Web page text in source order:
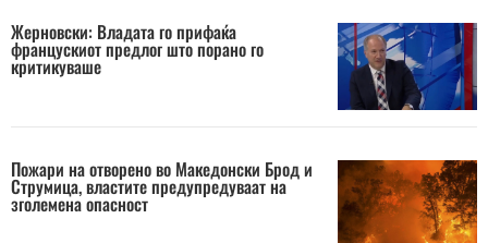
Жерновски: Владата го прифаќа
францускиот предлог што порано го
критикуваше
Пожари на отворено во Македонски Брод и
Струмица, властите предупредуваат на
зголемена опасност